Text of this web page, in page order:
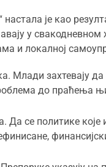
је као
у
и локалној
Млади захтевају
до праћења
се политике које